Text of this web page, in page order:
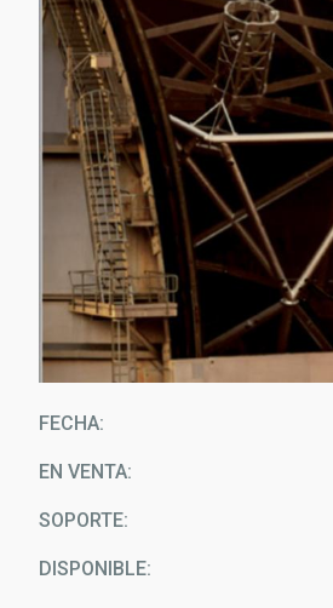
la
navegación
FECHA
EN VENTA
SOPORTE
DISPONIBLE